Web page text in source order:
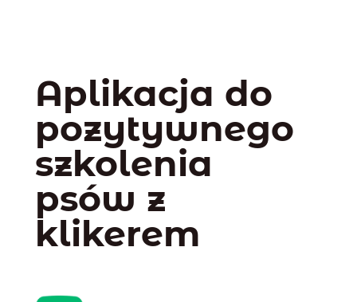
Aplikacja do
pozytywnego
szkolenia
psów z
klikerem